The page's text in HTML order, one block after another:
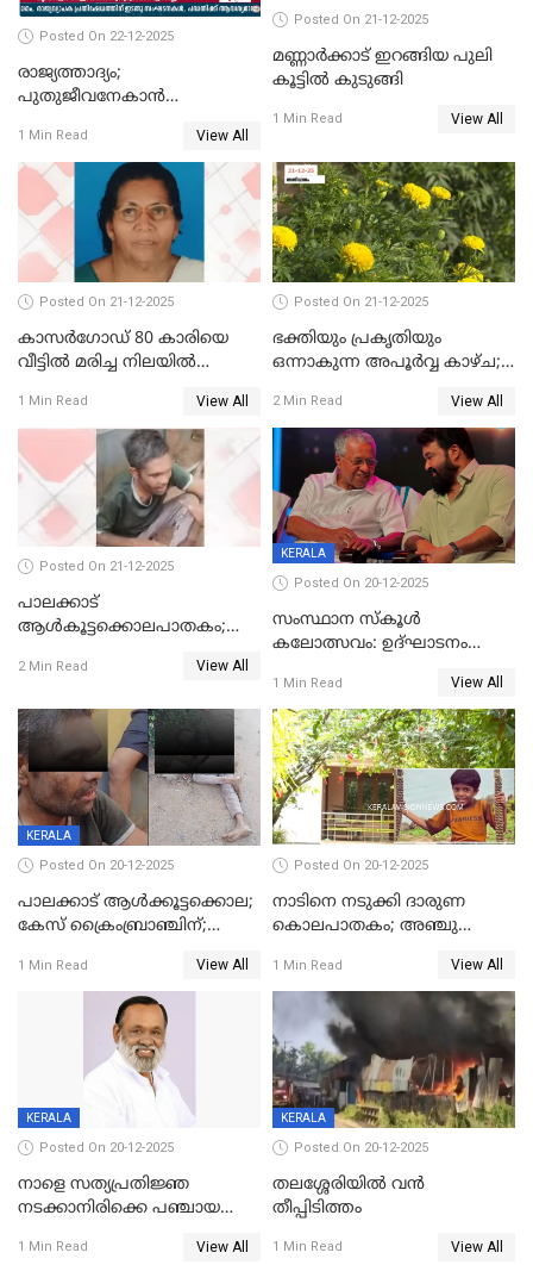
Posted On 22-12-2025
രാജ്യത്താദ്യം;
പുതുജീവനേകാൻ
എറണാകുളം സർക്കാർ
ജനറൽ
ആശുപത്രിയിലെത്തിച്ചു
1 Min Read View All
Posted On 21-12-2025
മണ്ണാർക്കാട് ഇറങ്ങിയ പുലി
കൂട്ടിൽ കുടുങ്ങി
1 Min Read View All
Posted On 21-12-2025
കാസർഗോഡ് 80 കാരിയെ
വീട്ടിൽ മരിച്ച നിലയിൽ
1 Min Read View All
Posted On 21-12-2025
ഭക്തിയും പ്രകൃതിയും
ഒന്നാകുന്ന അപൂര്‍വ്വ കാഴ്ച;
കാഴ്ചാനുഭവമൊരുക്കി
ശബരീ നന്ദനം
2 Min Read View All
Posted On 21-12-2025
പാലക്കാട്‌
ആൾകൂട്ടക്കൊലപാതകം;
ഊർജ്ജിതമാക്കിമാക്കി
2 Min Read View All
KERALA
Posted On 20-12-2025
സംസ്ഥാന സ്കൂൾ
കലോത്സവം: ഉദ്ഘാടനം
മുഖ്യാതിഥിയായി
മോഹൻലാൽ
1 Min Read View All
KERALA
Posted On 20-12-2025
പാലക്കാട് ആൾക്കൂട്ടക്കൊല;
കേസ് ക്രൈംബ്രാഞ്ചിന്;
അന്വേഷിക്കും
1 Min Read View All
Posted On 20-12-2025
നാടിനെ നടുക്കി ദാരുണ
കൊലപാതകം; അഞ്ചു
കഴുത്തുഞെരിച്ച് കൊന്നു
1 Min Read View All
KERALA
Posted On 20-12-2025
നാളെ സത്യപ്രതിജ്ഞ
നടക്കാനിരിക്കെ പഞ്ചായത്ത്
1 Min Read View All
KERALA
Posted On 20-12-2025
തലശ്ശേരിയിൽ വൻ
തീപ്പിടിത്തം
1 Min Read View All